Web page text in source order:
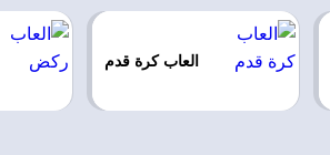
العاب كرة قدم